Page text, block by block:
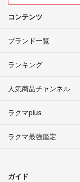
コンテンツ
ブランド一覧
ランキング
人気商品チャンネル
ラクマplus
ラクマ最強鑑定
ガイド